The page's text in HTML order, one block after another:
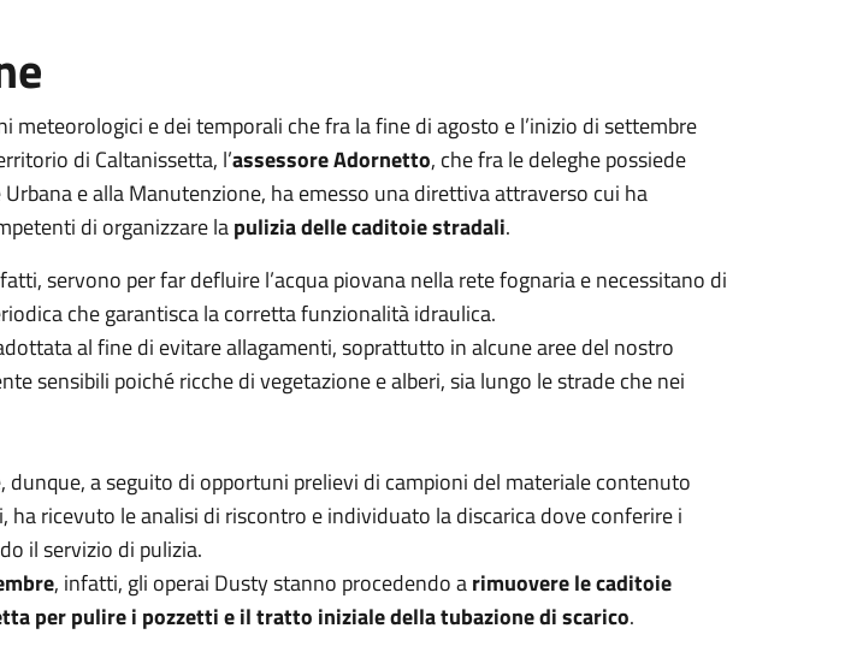
meteorologici e dei temporali che fra la fine di agosto e l’inizio di settembre
di Caltanissetta, l’assessore Adornetto, che fra le deleghe possiede
Urbana e alla Manutenzione, ha emesso una direttiva attraverso cui ha
di organizzare lapulizia delle caditoie stradali.
servono per far defluire l’acqua piovana nella rete fognaria e necessitano di
che garantisca la corretta funzionalità idraulica.
al fine di evitare allagamenti, soprattutto in alcune aree del nostro
sensibili poiché ricche di vegetazione e alberi, sia lungo le strade che nei
dunque, a seguito di opportuni prelievi di campioni del materiale contenuto
ha ricevuto le analisi di riscontro e individuato la discarica dove conferire i
il servizio di pulizia.
, infatti, gli operai Dusty stanno procedendo arimuovere le caditoie
per pulire i pozzetti e il tratto iniziale della tubazione di scarico.